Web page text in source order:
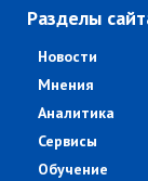
Разделы
Новости
Мнения
Аналитика
Сервисы
Обучение